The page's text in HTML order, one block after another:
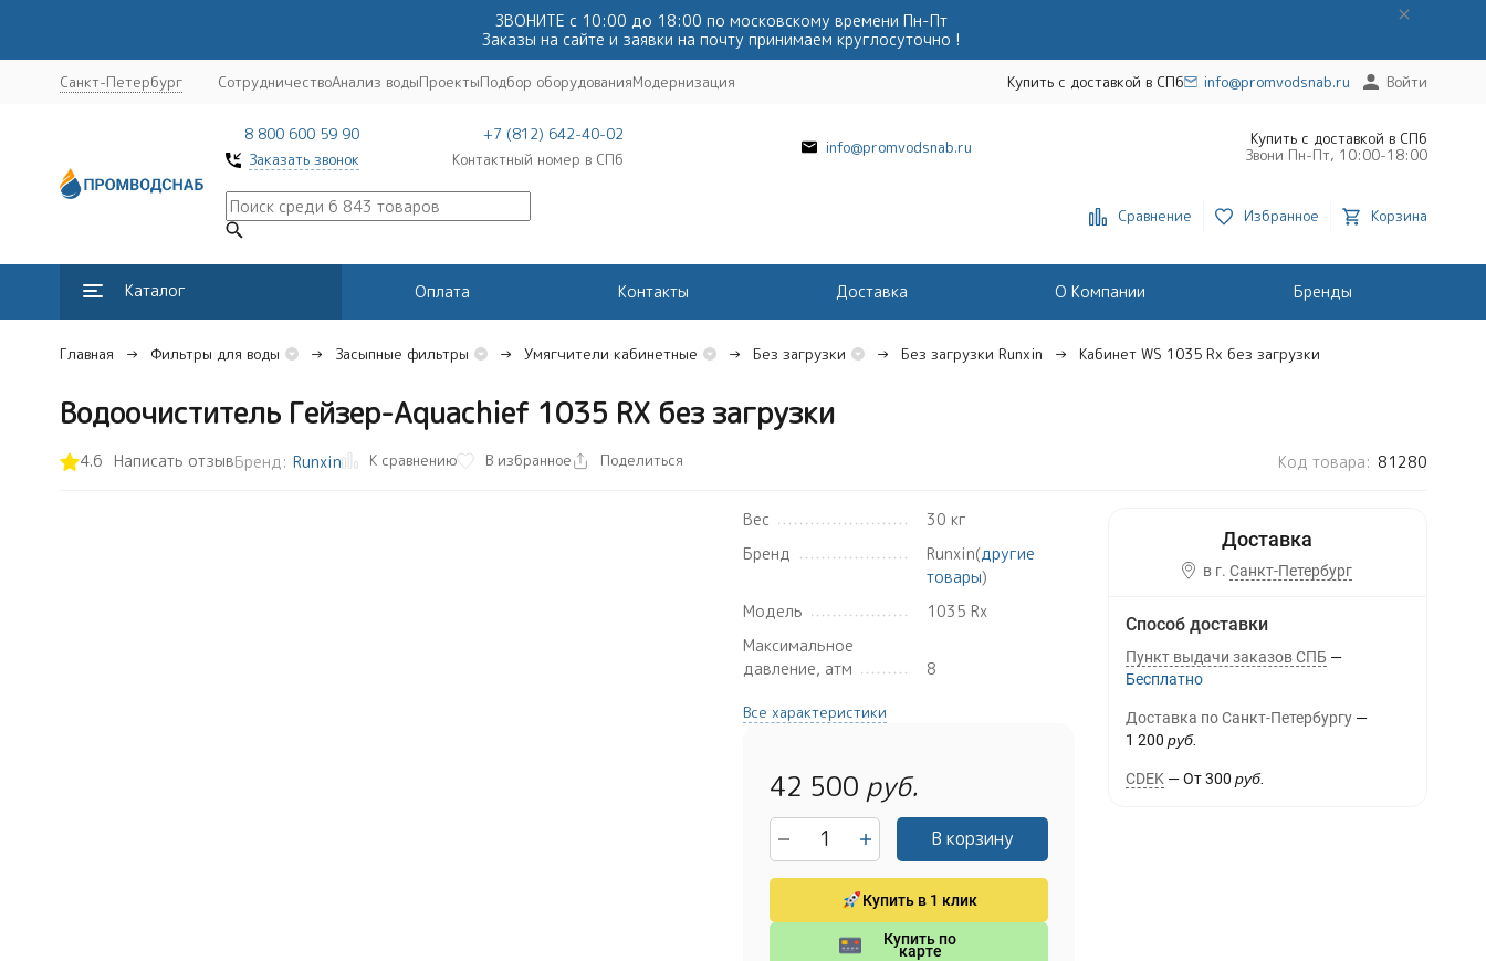
ЗВОНИТЕ с 10:00 до 18:00 по московскому времени Пн-Пт
Заказы на сайте и заявки на почту принимаем круглосуточно !
Санкт-Петербург СотрудничествоАнализ водыПроектыПодбор оборудованияМодернизация Купить с доставкой в СПб info@promvodsnab.ru Войти
8 800 600 59 90
Заказать звонок
+7 (812) 642-40-02
Контактный номер в СПб
info@promvodsnab.ru
Купить с доставкой в СПб
Звони Пн-Пт, 10:00-18:00
Сравнение Избранное Корзина
Каталог Оплата Контакты Доставка О Компании Бренды
Главная Фильтры для воды Засыпные фильтры Умягчители кабинетные Без загрузки Без загрузки Runxin Кабинет WS 1035 Rx без загрузки
Водоочиститель Гейзер-Aquachief 1035 RX без загрузки
4.6 Написать отзывБренд: Runxin К сравнению В избранное Поделиться Код товара: 81280
Вес
30 кг
Бренд
Runxin(другие
товары)
Модель
1035 Rx
Максимальное
давление, атм
8
Все характеристики
42 500 руб.
В корзину
Купить в 1 клик
Купить по
карте
в г.Санкт-Петербург
Способ доставки
Пункт выдачи заказов СПБ
Бесплатно
Доставка по Санкт-Петербургу
1 200 руб.
CDEK От 300 руб.